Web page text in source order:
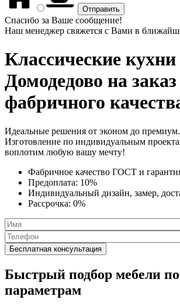
Спасибо за Ваше сообщение!
Наш менеджер свяжется с Вами в
Классические кухни
Домодедово на заказ
фабричного
Идеальные решения от эконом до премиум.
Изготовление по индивидуальным
воплотим любую вашу мечту!
Фабричное качество ГОСТ и
Предоплата: 10%
Индивидуальный дизайн, замер,
Рассрочка: 0%
Быстрый подбор мебели по
параметрам